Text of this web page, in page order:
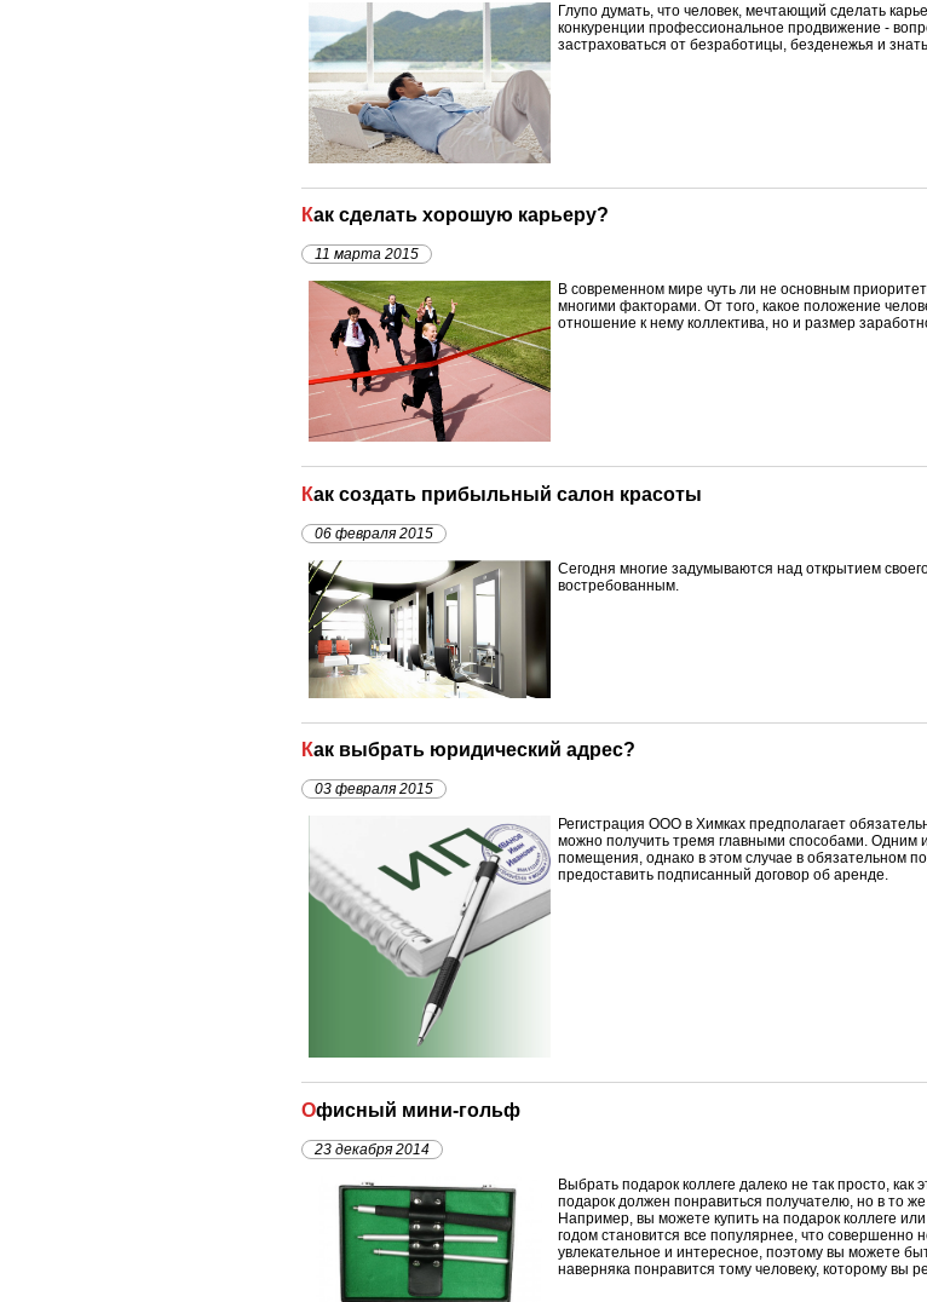
Глупо думать, что человек, мечтающий сделать
конкуренции профессиональное продвижение -
застраховаться от безработицы, безденежья и
Как сделать хорошую карьеру?
11 марта 2015
В современном мире чуть ли не основным
многими факторами. От того, какое положение
отношение к нему коллектива, но и размер
Как создать прибыльный салон красоты
06 февраля 2015
Сегодня многие задумываются над открытием
востребованным.
Как выбрать юридический адрес?
03 февраля 2015
Регистрация ООО в Химках предполагает
можно получить тремя главными способами. Одним
помещения, однако в этом случае в обязательном
предоставить подписанный договор об аренде.
Офисный мини-гольф
23 декабря 2014
Выбрать подарок коллеге далеко не так просто, как
подарок должен понравиться получателю, но в то
Например, вы можете купить на подарок коллеге
годом становится все популярнее, что совершенно
увлекательное и интересное, поэтому вы можете
наверняка понравится тому человеку, которому вы